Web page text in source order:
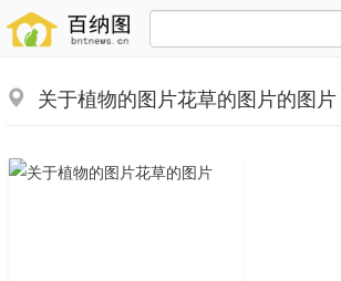
关于植物的图片花草的图片的图片